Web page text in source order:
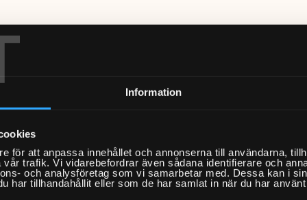
Information
för att anpassa innehållet och annonserna till användarna,
trafik. Vi vidarebefordrar även sådana identifierare och
och analysföretag som vi samarbetar med. Dessa kan i
har tillhandahållit eller som de har samlat in när du har
möbelmontering
Förvaring Förvaringssystem